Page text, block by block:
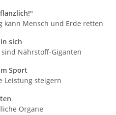
kann Mensch und Erde retten
sich
Nährstoff-Giganten
Sport
Leistung steigern
Organe